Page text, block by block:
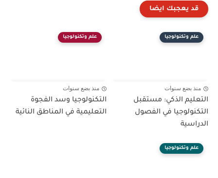
قد يعجبك ايضا
علم وتكنولوجيا
منذ بضع سنوات
التعليم الذكي: مستقبل
التكنولوجيا في الفصول
الدراسية
علم وتكنولوجيا
منذ بضع سنوات
التكنولوجيا وسد الفجوة
التعليمية في المناطق النائية
علم وتكنولوجيا